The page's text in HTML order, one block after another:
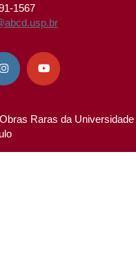
1567
 
Raras da Universidade